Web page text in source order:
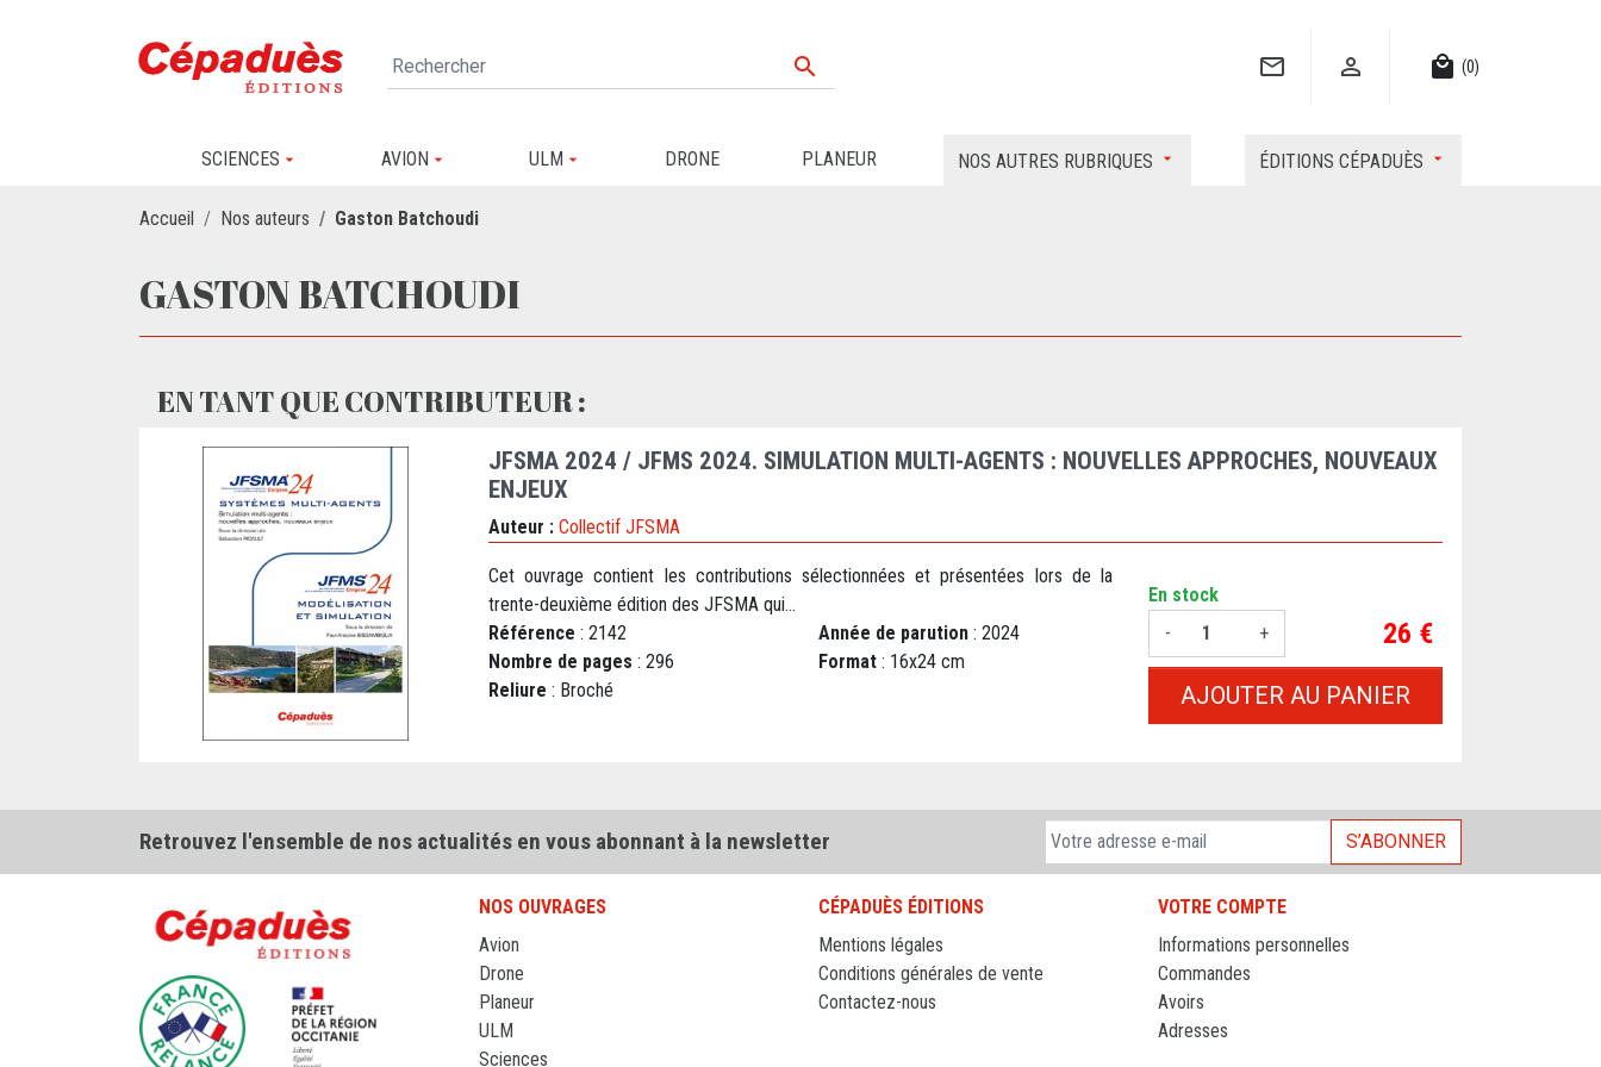
   local_mall (0)
SCIENCES AVION ULM DRONE PLANEUR NOS AUTRES RUBRIQUES ÉDITIONS CÉPADUÈS
Accueil Nos auteurs Gaston Batchoudi
GASTON BATCHOUDI
EN TANT QUE CONTRIBUTEUR :
JFSMA 2024 / JFMS 2024. SIMULATION MULTI-AGENTS : NOUVELLES APPROCHES, NOUVEAUX
ENJEUX
Auteur : Collectif JFSMA
Cet ouvrage contient les contributions sélectionnées et présentées lors de la
trente-deuxième édition des JFSMA qui...
Référence : 2142 Année de parution : 2024
Nombre de pages : 296 Format : 16x24 cm
Reliure : Broché
En stock
-
+ Prix
26 €
AJOUTER AU PANIER
Retrouvez l'ensemble de nos actualités en vous abonnant à la newsletter S’ABONNER
NOS OUVRAGES
Avion
Drone
Planeur
ULM
Sciences
CÉPADUÈS ÉDITIONS
Mentions légales
Conditions générales de vente
Contactez-nous
VOTRE COMPTE
Informations personnelles
Commandes
Avoirs
Adresses